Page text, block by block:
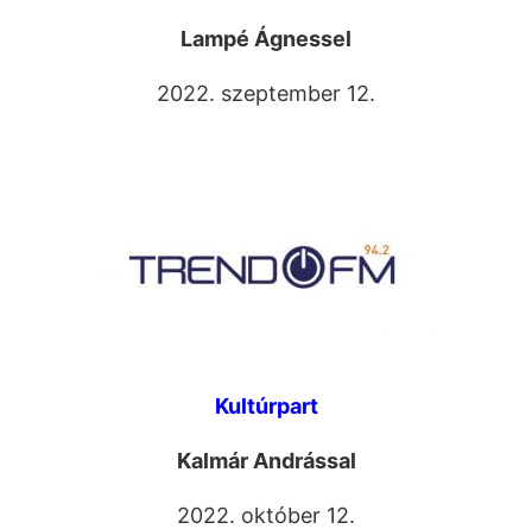
Lampé Ágnessel
2022. szeptember 12.
Kultúrpart
Kalmár Andrással
2022. október 12.